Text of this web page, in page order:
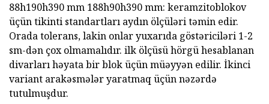
88h190h390 mm 188h90h390 mm: keramzitoblokov
üçün tikinti standartları aydın ölçüləri təmin edir.
Orada tolerans, lakin onlar yuxarıda göstəriciləri 1-2
sm-dən çox olmamalıdır. ilk ölçüsü hörgü hesablanan
divarları həyata bir blok üçün müəyyən edilir. İkinci
variant arakəsmələr yaratmaq üçün nəzərdə
tutulmuşdur.